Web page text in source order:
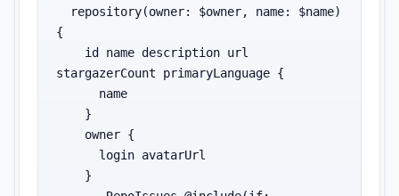
{
stargazerCount primaryLanguage {